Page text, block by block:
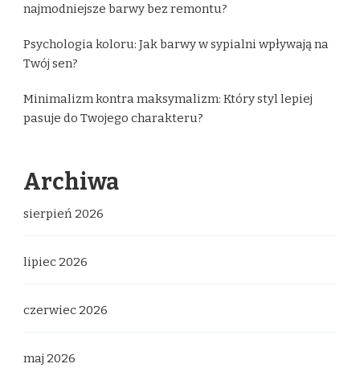
najmodniejsze barwy bez remontu?
Psychologia koloru: Jak barwy w sypialni wpływają na
Twój sen?
Minimalizm kontra maksymalizm: Który styl lepiej
pasuje do Twojego charakteru?
Archiwa
sierpień 2026
lipiec 2026
czerwiec 2026
maj 2026